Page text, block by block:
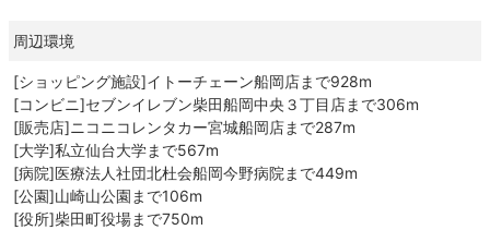
周辺環境
[ショッピング施設]イトーチェーン船岡店まで928m
[コンビニ]セブンイレブン柴田船岡中央３丁目店まで306m
[販売店]ニコニコレンタカー宮城船岡店まで287m
[大学]私立仙台大学まで567m
[病院]医療法人社団北杜会船岡今野病院まで449m
[公園]山崎山公園まで106m
[役所]柴田町役場まで750m